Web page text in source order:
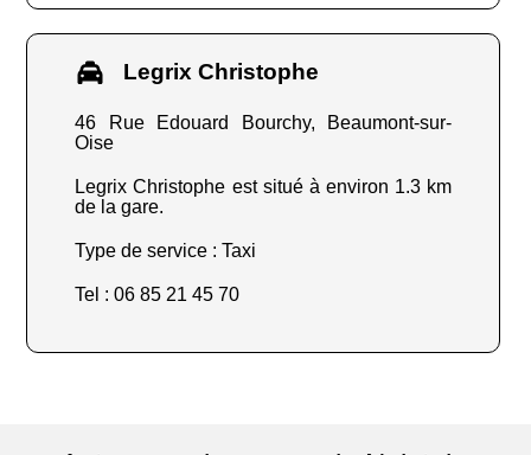
Legrix Christophe
46 Rue Edouard Bourchy, Beaumont-sur-
Oise
Legrix Christophe est situé à environ 1.3 km
de la gare.
Type de service : Taxi
Tel : 06 85 21 45 70